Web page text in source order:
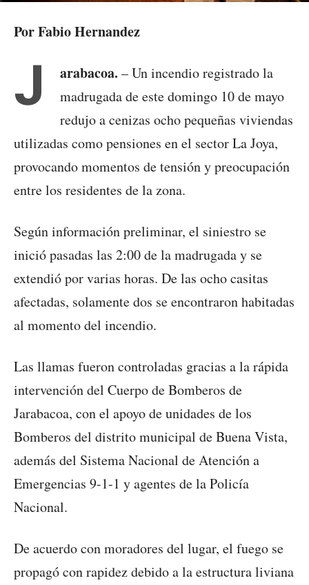
Por Fabio Hernandez
J arabacoa. – Un incendio registrado la
madrugada de este domingo 10 de mayo
redujo a cenizas ocho pequeñas viviendas
utilizadas como pensiones en el sector La Joya,
provocando momentos de tensión y preocupación
entre los residentes de la zona.
Según información preliminar, el siniestro se
inició pasadas las 2:00 de la madrugada y se
extendió por varias horas. De las ocho casitas
afectadas, solamente dos se encontraron habitadas
al momento del incendio.
Las llamas fueron controladas gracias a la rápida
intervención del Cuerpo de Bomberos de
Jarabacoa, con el apoyo de unidades de los
Bomberos del distrito municipal de Buena Vista,
además del Sistema Nacional de Atención a
Emergencias 9-1-1 y agentes de la Policía
Nacional.
De acuerdo con moradores del lugar, el fuego se
propagó con rapidez debido a la estructura liviana